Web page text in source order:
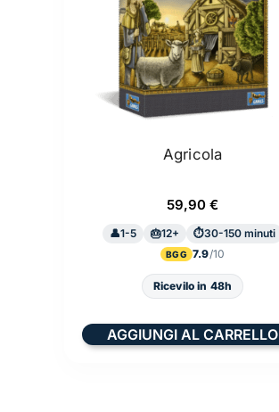
Agricola
59,90 €
1-5 12+ 30-150 minuti
BGG 7.9
Ricevilo in 48h
AGGIUNGI AL CARRELLO